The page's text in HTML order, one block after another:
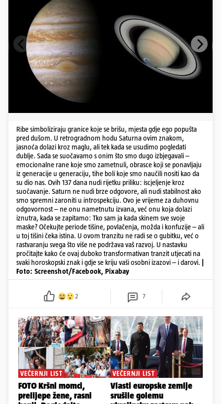
Ribe simboliziraju granice koje se brišu, mjesta gdje ego popušta
pred dušom. U retrogradnom hodu Saturna ovim znakom,
jasnoća dolazi kroz maglu, ali tek kada se usudimo pogledati
dublje. Sada se suočavamo s onim što smo dugo izbjegavali –
emocionalne rane koje smo zametnuli, obrasce koji se ponavljaju
iz generacije u generaciju, tihe boli koje smo naučili nositi kao da
su dio nas. Ovih 137 dana nudi rijetku priliku: iscjeljenje kroz
suočavanje. Saturn ne nudi brze odgovore, ali nudi stabilnost ako
smo spremni zaroniti u introspekciju. Ovo je vrijeme za duhovnu
odgovornost – ne onu nametnutu izvana, već onu koja dolazi
iznutra, kada se zapitamo: Tko sam ja kada skinem sve svoje
maske? Očekujte periode tišine, povlačenja, možda i konfuzije – ali
u toj tišini čeka istina. U ovom tranzitu ne radi se o gubitku, već o
rastvaranju svega što više ne podržava vaš razvoj. U nastavku
pročitajte kako će ovaj duboko transformativan tranzit utjecati na
svaki horoskopski znak i gdje se kriju vaši osobni izazovi – i darovi.
Foto: Screenshot/Facebook, Pixabay
2 7